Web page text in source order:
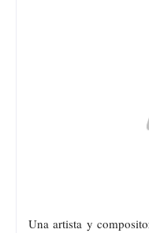
Una artista y